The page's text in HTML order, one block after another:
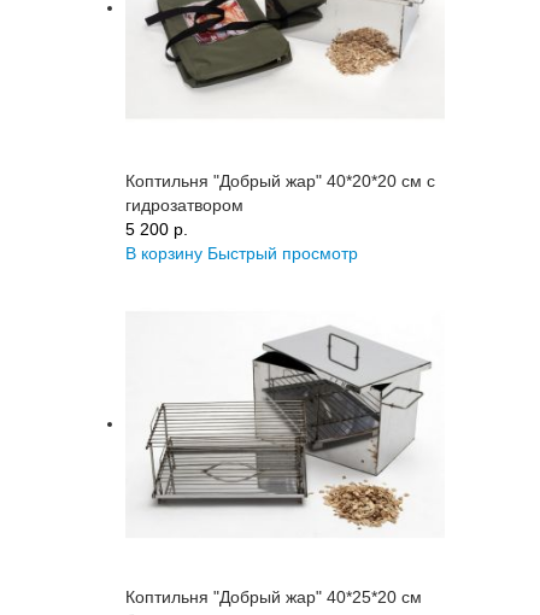
Коптильня "Добрый жар" 40*20*20 см с
гидрозатвором
5 200 p.
В корзину Быстрый просмотр
Коптильня "Добрый жар" 40*25*20 см